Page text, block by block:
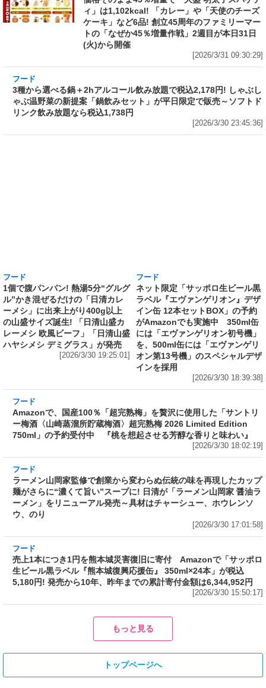
ィ」は1,102kcal! 「カレー」や「天使のチーズ
ケーキ」など6品! 創立45周年のファミリーマー
トの「なぜか45％増量作戦」2週目が本日31日
(火)から開催
[2026/3/31 09:30:29]
3種から選べる鍋＋2hアルコール飲み放題で税
込2,178円! しゃぶしゃぶ温野菜の新提案「鍋飲
みセット」が平日限定で販売～ソフトドリンク
[2026/3/30 23:45:36]
の山盛サイズ誕生! 「日清山盛カ
レーメシ 欧風ビーフ」「日清山盛
ハヤシメシ デミグラス」が発売
[2026/3/30 19:25:01]
がAmazonでも実施中 350ml缶
には「エヴァンゲリオン初号機」
を、500ml缶には「エヴァンゲリ
オン第13号機」のスペシャルデザ
インを採用
[2026/3/30 18:39:38]
Amazonで、国産100％「超完熟梅」を贅沢に使用した「サントリ
ー梅酒〈山崎蒸溜所貯蔵梅酒〉超完熟梅 2026 Limited Edition
750ml」の予約受付中 『桃を想起させる芳醇な香りと味わい』
フード
ラーメン山岡家監修で創業から変わらぬ伝統の味を再現したカップ
麺がさらに“濃くて旨い”スープに! 日清が「ラーメン山岡家 醤油ラ
ーメン」をリニューアル発売～具材はチャーシュー、ホウレンソ
ウ、のり
[2026/3/30 17:01:58]
フード
売上1本につき1円を熊本城災害復旧に寄付 Amazonで「サッポロ
生ビール黒ラベル『熊本城復興応援缶』 350ml×24本」が税込
5,180円! 発売から10年、昨年までの累計寄付金額は6,344,952円
フード
川料理! 日清食品が「カップヌー
発売～具材は謎肉、キャベツ、チ
フード
自慢のそばが食べ放題! 和食麺処
サガミが「晦日そば」を明日31日
や薬味などもついて税込2,200円!